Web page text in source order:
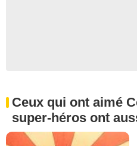
Ceux qui ont aimé
super-héros ont